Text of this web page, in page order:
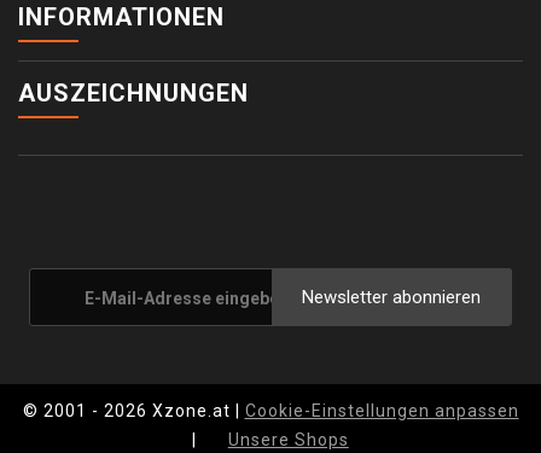
INFORMATIONEN
AUSZEICHNUNGEN
Newsletter abonnieren
© 2001 - 2026 Xzone.at | Cookie-Einstellungen anpassen
|
Unsere Shops